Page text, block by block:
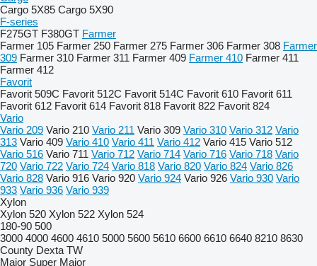
Cargo 5X85 Cargo 5X90
F-series
F275GT F380GT Farmer
Farmer 105 Farmer 250 Farmer 275 Farmer 306 Farmer 308 Farmer
309 Farmer 310 Farmer 311 Farmer 409 Farmer 410 Farmer 411
Farmer 412
Favorit
Favorit 509C Favorit 512C Favorit 514C Favorit 610 Favorit 611
Favorit 612 Favorit 614 Favorit 818 Favorit 822 Favorit 824
Vario
Vario 209 Vario 210 Vario 211 Vario 309 Vario 310 Vario 312 Vario
313 Vario 409 Vario 410 Vario 411 Vario 412 Vario 415 Vario 512
Vario 516 Vario 711 Vario 712 Vario 714 Vario 716 Vario 718 Vario
720 Vario 722 Vario 724 Vario 818 Vario 820 Vario 824 Vario 826
Vario 828 Vario 916 Vario 920 Vario 924 Vario 926 Vario 930 Vario
933 Vario 936 Vario 939
Xylon
Xylon 520 Xylon 522 Xylon 524
180-90 500
3000 4000 4600 4610 5000 5600 5610 6600 6610 6640 8210 8630
County Dexta TW
Major Super Major